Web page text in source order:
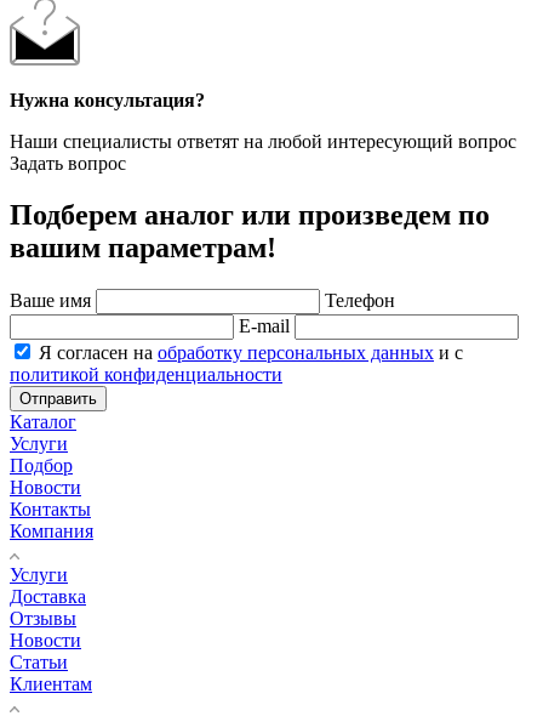
Нужна консультация?
Наши специалисты ответят на любой интересующий вопрос
Задать вопрос
Подберем аналог или произведем по
вашим параметрам!
Ваше имя
Телефон
E-mail
Я согласен на обработку персональных данных и с
политикой конфиденциальности
Отправить
Каталог
Услуги
Подбор
Новости
Контакты
Компания
Услуги
Доставка
Отзывы
Новости
Статьи
Клиентам